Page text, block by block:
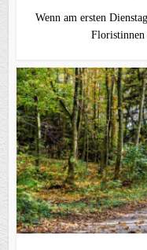
Wenn am ersten